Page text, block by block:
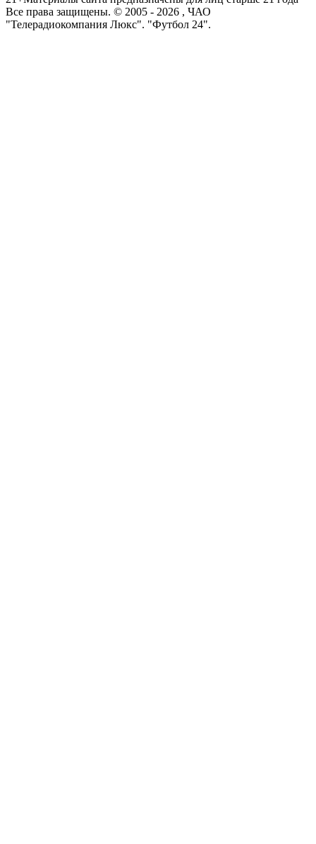
Все права защищены. © 2005 - 2026 , ЧАО
"Телерадиокомпания Люкс". "Футбол 24".